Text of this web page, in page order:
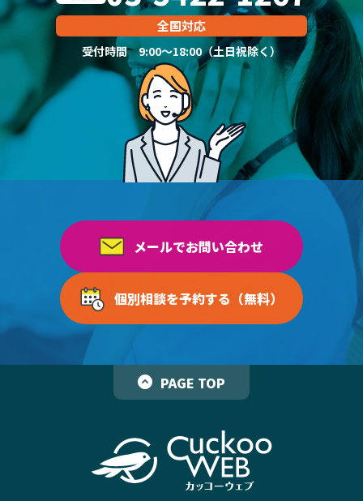
全国対応
受付時間 9:00～18:00（土日祝除く）
メールでお問い合わせ
個別相談を予約する（無料）
PAGE TOP